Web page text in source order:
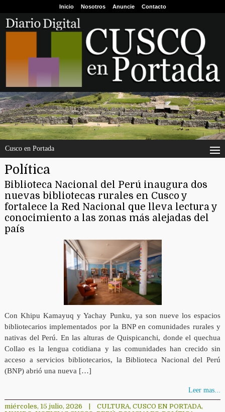
Inicio Nosotros Anuncie Contacto
Cusco en Portada
Política
Biblioteca Nacional del Perú inaugura dos
nuevas bibliotecas rurales en Cusco y
fortalece la Red Nacional que lleva lectura y
conocimiento a las zonas más alejadas del
país
Con Khipu Kamayuq y Yachay Punku, ya son nueve los espacios
bibliotecarios implementados por la BNP en comunidades rurales y
nativas del Perú. En las alturas de Quispicanchi, donde el quechua
Collao es la lengua cotidiana y las comunidades han crecido sin
acceso a servicios bibliotecarios, la Biblioteca Nacional del Perú
(BNP) abrió una nueva […]
Leer mas...
miércoles, 15 julio, 2026 CULTURA, CUSCO EN PORTADA,